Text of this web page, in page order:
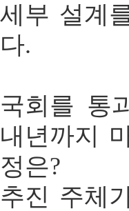
세부 설계
다.
국회를 통
내년까지
정은?
추진 주체